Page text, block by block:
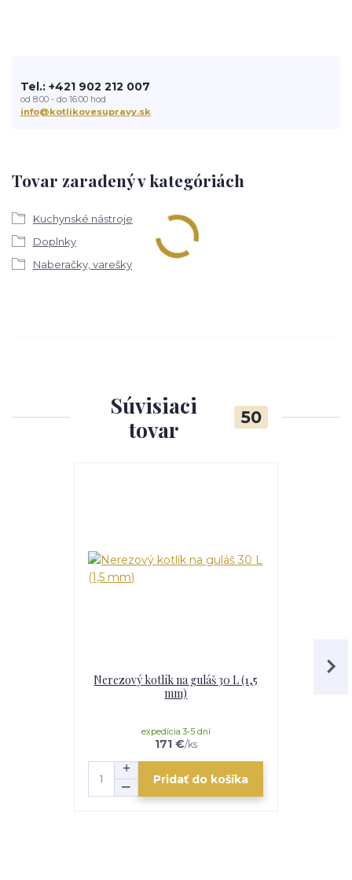
Tovar zaradený v kategóriách
Kuchynské nástroje
Doplnky
Naberačky, varešky
Tel.: +421 902 212 007
od 8:00 - do 16:00 hod
info@kotlikovesupravy.sk
Súvisiaci
tovar
50
Nerezový kotlík na guláš 30 L (1,5
mm)
171 €/ks
expedícia 3-5 dní
Pridať do košíka